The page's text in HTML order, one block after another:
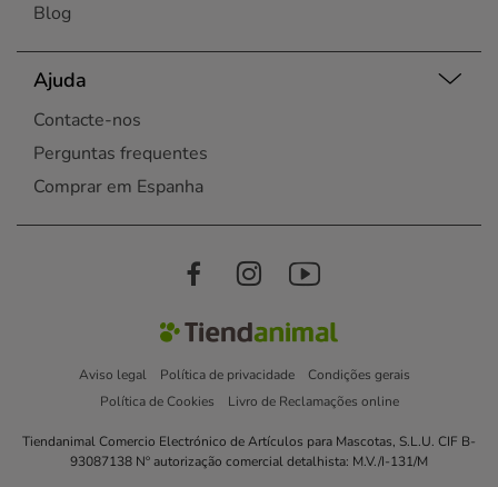
Blog
Ajuda
Contacte-nos
Perguntas frequentes
Comprar em Espanha
Aviso legal Política de privacidade
Condições gerais
Política de Cookies
Livro de Reclamações online
Tiendanimal Comercio Electrónico de Artículos para Mascotas, S.L.U. CIF B-
93087138 Nº autorização comercial detalhista: M.V./I-131/M